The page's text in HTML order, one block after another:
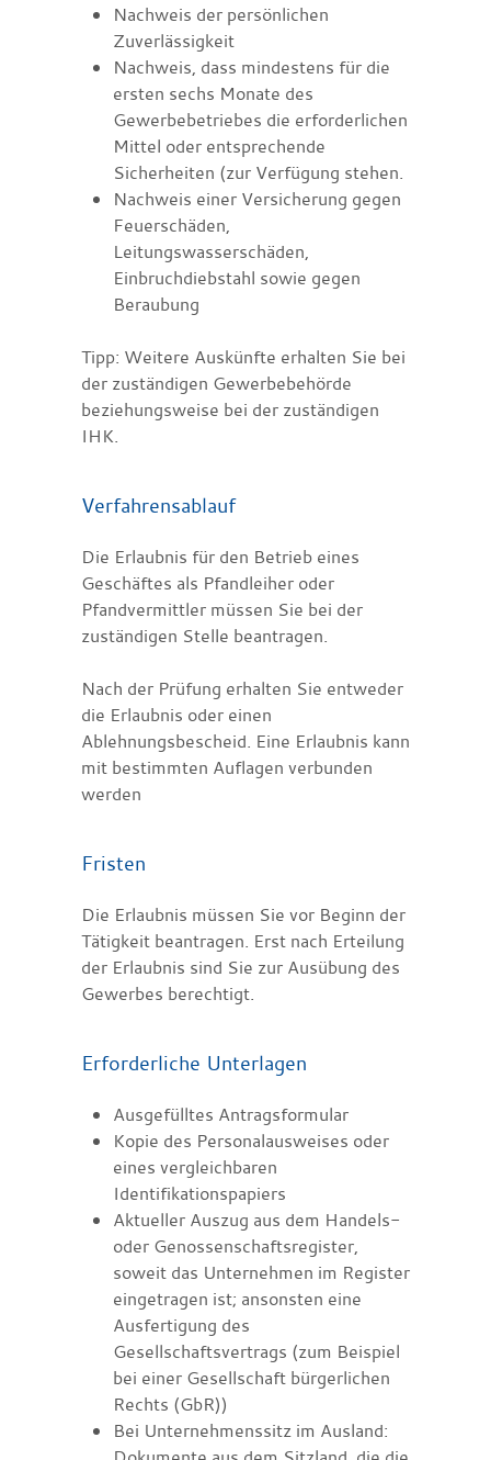
Nachweis der persönlichen
Zuverlässigkeit
Nachweis, dass mindestens für die
ersten sechs Monate des
Gewerbebetriebes die erforderlichen
Mittel oder entsprechende
Sicherheiten (zur Verfügung stehen.
Nachweis einer Versicherung gegen
Feuerschäden,
Leitungswasserschäden,
Einbruchdiebstahl sowie gegen
Beraubung
Tipp: Weitere Auskünfte erhalten Sie bei
der zuständigen Gewerbebehörde
beziehungsweise bei der zuständigen
IHK.
Verfahrensablauf
Die Erlaubnis für den Betrieb eines
Geschäftes als Pfandleiher oder
Pfandvermittler müssen Sie bei der
zuständigen Stelle beantragen.
Nach der Prüfung erhalten Sie entweder
die Erlaubnis oder einen
Ablehnungsbescheid. Eine Erlaubnis kann
mit bestimmten Auflagen verbunden
werden
Fristen
Die Erlaubnis müssen Sie vor Beginn der
Tätigkeit beantragen. Erst nach Erteilung
der Erlaubnis sind Sie zur Ausübung des
Gewerbes berechtigt.
Erforderliche Unterlagen
Ausgefülltes Antragsformular
Kopie des Personalausweises oder
eines vergleichbaren
Identifikationspapiers
Aktueller Auszug aus dem Handels-
oder Genossenschaftsregister,
soweit das Unternehmen im Register
eingetragen ist; ansonsten eine
Ausfertigung des
Gesellschaftsvertrags (zum Beispiel
bei einer Gesellschaft bürgerlichen
Rechts (GbR))
Bei Unternehmenssitz im Ausland: